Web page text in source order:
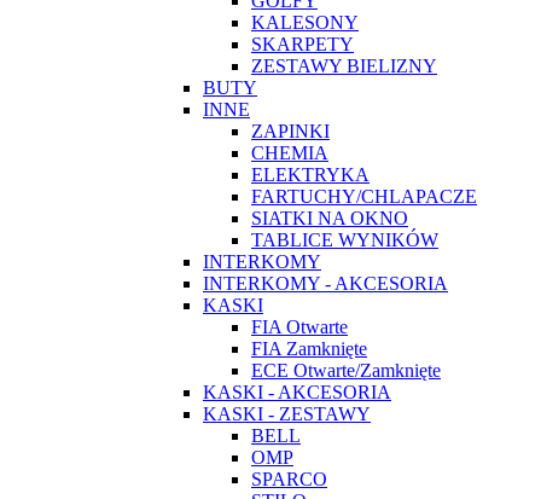
KALESONY
SKARPETY
ZESTAWY BIELIZNY
BUTY
INNE
ZAPINKI
CHEMIA
ELEKTRYKA
FARTUCHY/CHLAPACZE
SIATKI NA OKNO
TABLICE WYNIKÓW
INTERKOMY
INTERKOMY - AKCESORIA
KASKI
FIA Otwarte
FIA Zamknięte
ECE Otwarte/Zamknięte
KASKI - AKCESORIA
KASKI - ZESTAWY
BELL
OMP
SPARCO